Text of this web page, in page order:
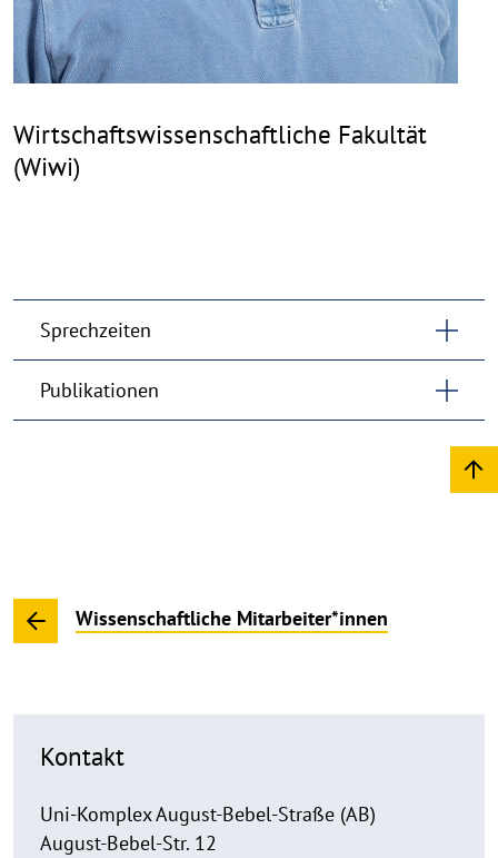
Wirtschaftswissenschaftliche Fakultät
(Wiwi)
Sprechzeiten
Publikationen
Wissenschaftliche Mitarbeiter*innen
Kontakt
Uni-Komplex August-Bebel-Straße (AB)
August-Bebel-Str. 12